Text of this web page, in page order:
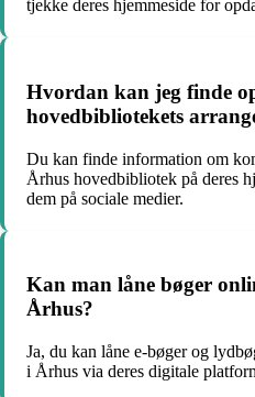
tjekke deres hjemmeside for
Hvordan kan jeg finde
hovedbibliotekets
Du kan finde information om
Århus hovedbibliotek på deres
dem på sociale medier.
Kan man låne bøger
Århus?
Ja, du kan låne e-bøger og
i Århus via deres digitale